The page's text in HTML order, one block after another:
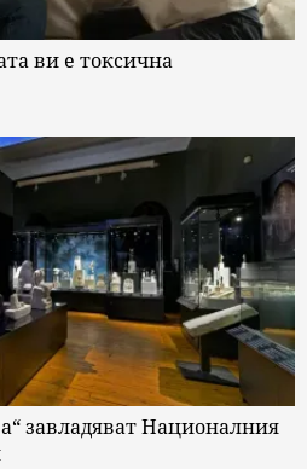
ви е токсична
завладяват Националния